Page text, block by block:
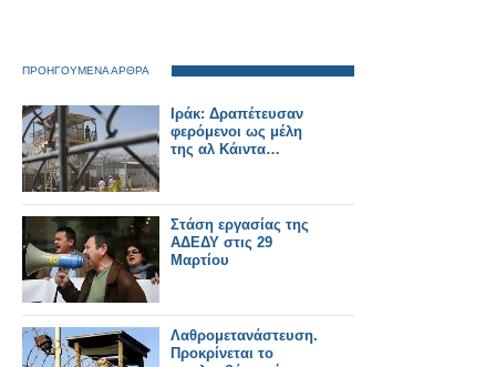
ΠΡΟΗΓΟΥΜΕΝΑ ΑΡΘΡΑ
Ιράκ: Δραπέτευσαν
φερόμενοι ως μέλη
της αλ Κάιντα…
Στάση εργασίας της
ΑΔΕΔΥ στις 29
Μαρτίου
Λαθρομετανάστευση.
Προκρίνεται το